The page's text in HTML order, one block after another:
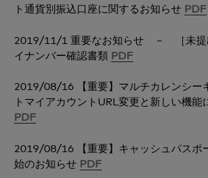
ト通貨別振込口座に関するお知らせ PDF
2019/11/1 重要なお知らせ － ［未提
イナンバー確認書類 PDF
2019/08/16 【重要】マルチカレンシー
トマイアカウントURL変更と新しい機能
PDF
2019/08/16 【重要】キャッシュパスポ
始のお知らせ PDF